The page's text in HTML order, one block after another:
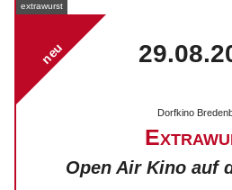
extrawurst
neu
Dorfkino
Open Air Kino auf